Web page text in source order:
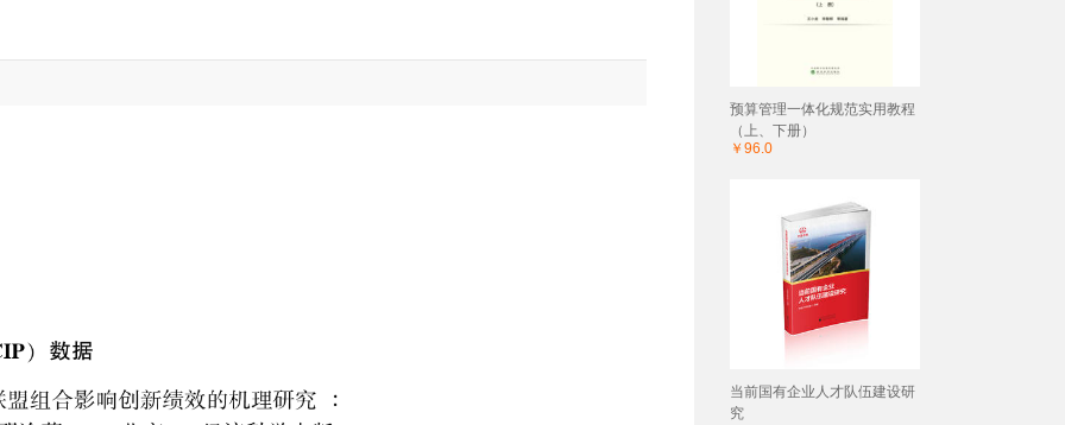
预算管理一体化规范实用教程
（上、下册）
￥96.0
当前国有企业人才队伍建设研
究